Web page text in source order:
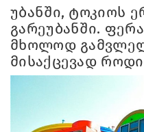
უბანში, ტოკიოს
გარეუბანში.
მხოლოდ
მისაქცევად